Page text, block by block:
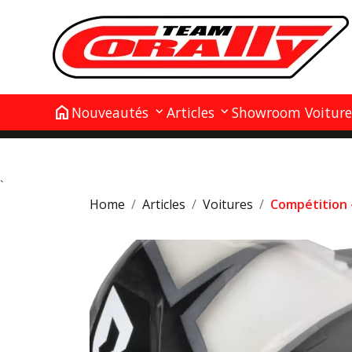
home Nouveautés Articles Showroom
`
Home
Articles Voitures Compétition